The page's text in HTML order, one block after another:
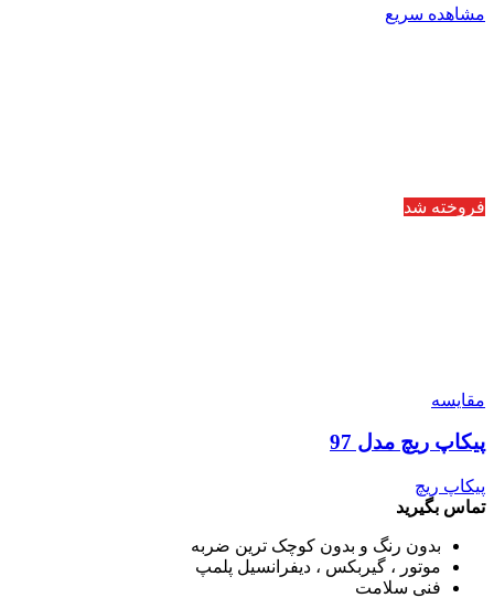
مشاهده سریع
فروخته شد
مقایسه
پیکاپ ریچ مدل 97
پیکاپ ریچ
تماس بگیرید
بدون رنگ و بدون کوچک ترین ضربه
موتور ، گیربکس ، دیفرانسیل پلمپ
فنی سلامت